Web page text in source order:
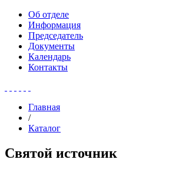
Об отделе
Информация
Председатель
Документы
Календарь
Контакты
Главная
/
Каталог
Святой источник